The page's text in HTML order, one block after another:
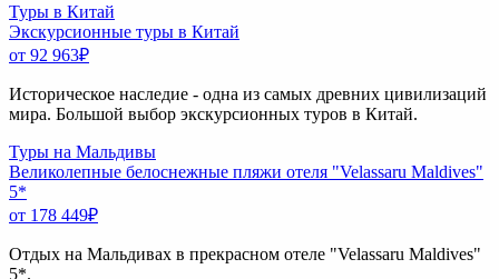
Туры в Китай
Экскурсионные туры в Китай
от 92 963₽
Историческое наследие - одна из самых древних цивилизаций
мира. Большой выбор экскурсионных туров в Китай.
Туры на Мальдивы
Великолепные белоснежные пляжи отеля "Velassaru Maldives"
5*
от 178 449₽
Отдых на Мальдивах в прекрасном отеле "Velassaru Maldives"
5*.